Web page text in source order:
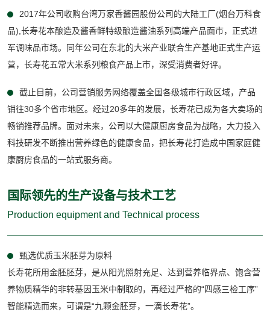
2017年公司收购台湾万家香酱园股份公司的大陆工厂(烟台万科食
品),长寿花本酿造及酱香鲜特级酿造酱油系列高端产品面市，正式进
军调味品市场。同年公司在东北的大米产业联合生产基地正式生产运
营，长寿花五常大米系列粮食产品上市，深受消费者好评。
截止目前，公司营销服务网络覆盖全国各级城市行政区域，产品
销往30多个省市地区。经过20多年的发展，长寿花已成为各大卖场的
畅销推荐品牌。面对未来，公司以大健康厨房食品为战略，大力投入
科技研发不断推出营养绿色的健康食品，把长寿花打造成中国家庭健
康厨房食品的一站式服务商。
国际领先的生产设备与技术工艺
Production equipment and Technical process
甄选优质玉米胚芽为原料
长寿花所用金胚胚芽，是从阳光照射充足、达到营养临界点、饱含营
养物质精华的非转基因玉米中制取的，再经过严格的“四感三检工序”
智能精选而来，可谓是“九颗金胚芽，一滴长寿花”。